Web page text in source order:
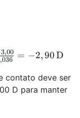
,036
3,00 = −2,90D
contato deve ser
D para manter